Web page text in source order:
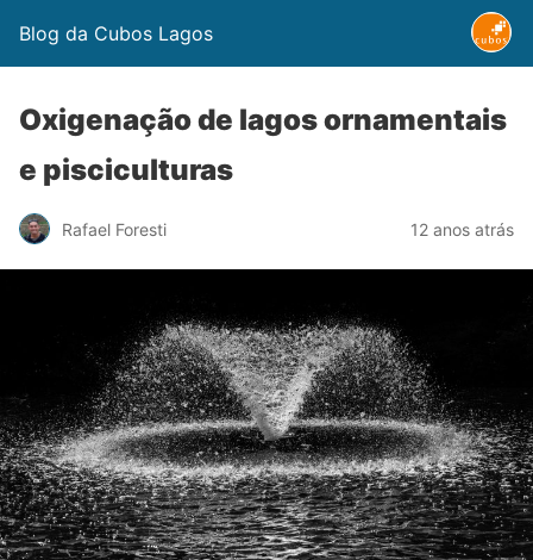
Blog da Cubos Lagos
Oxigenação de lagos ornamentais
e pisciculturas
Rafael Foresti 12 anos atrás